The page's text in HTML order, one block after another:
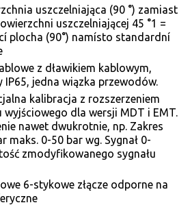
uszczelniająca (90 °) zamiast
uszczelniającej 45 °1 =
plocha (90°) namísto standardní
z dławikiem kablowym,
jedna wiązka przewodów.
kalibracja z rozszerzeniem
wyjściowego dla wersji MDT i EMT.
nawet dwukrotnie, np. Zakres
maks. 0-50 bar wg. Sygnał 0-
zmodyfikowanego sygnału
6-stykowe złącze odporne na